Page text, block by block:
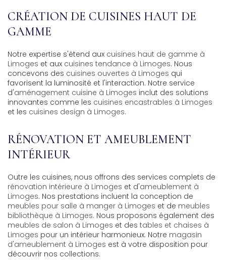
CRÉATION DE CUISINES HAUT DE
GAMME
Notre expertise s'étend aux cuisines haut de gamme à
Limoges et aux cuisines tendance à Limoges. Nous
concevons des cuisines ouvertes à Limoges qui
favorisent la luminosité et l'interaction. Notre service
d'aménagement cuisine à Limoges inclut des solutions
innovantes comme les cuisines encastrables à Limoges
et les cuisines design à Limoges.
RÉNOVATION ET AMEUBLEMENT
INTÉRIEUR
Outre les cuisines, nous offrons des services complets de
rénovation intérieure à Limoges et d'ameublement à
Limoges. Nos prestations incluent la conception de
meubles pour salle à manger à Limoges et de meubles
bibliothèque à Limoges. Nous proposons également des
meubles de salon à Limoges et des tables et chaises à
Limoges pour un intérieur harmonieux. Notre magasin
d'ameublement à Limoges est à votre disposition pour
découvrir nos collections.